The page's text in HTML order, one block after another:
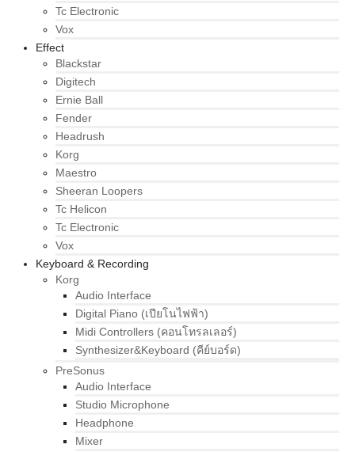
Tc Electronic
Vox
Effect
Blackstar
Digitech
Ernie Ball
Fender
Headrush
Korg
Maestro
Sheeran Loopers
Tc Helicon
Tc Electronic
Vox
Keyboard & Recording
Korg
Audio Interface
Digital Piano (เปียโนไฟฟ้า)
Midi Controllers (คอนโทรลเลอร์)
Synthesizer&Keyboard (คีย์บอร์ด)
PreSonus
Audio Interface
Studio Microphone
Headphone
Mixer